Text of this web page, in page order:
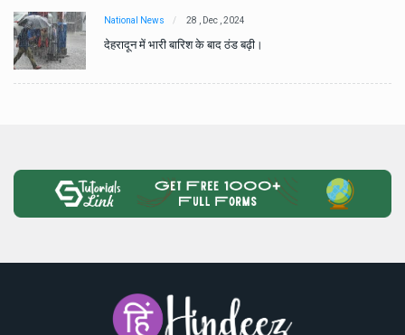
National News 28 , Dec , 2024
देहरादून में भारी बारिश के बाद ठंड बढ़ी।